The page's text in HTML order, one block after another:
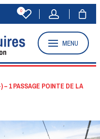
0
MENU
1 PASSAGE POINTE DE LA